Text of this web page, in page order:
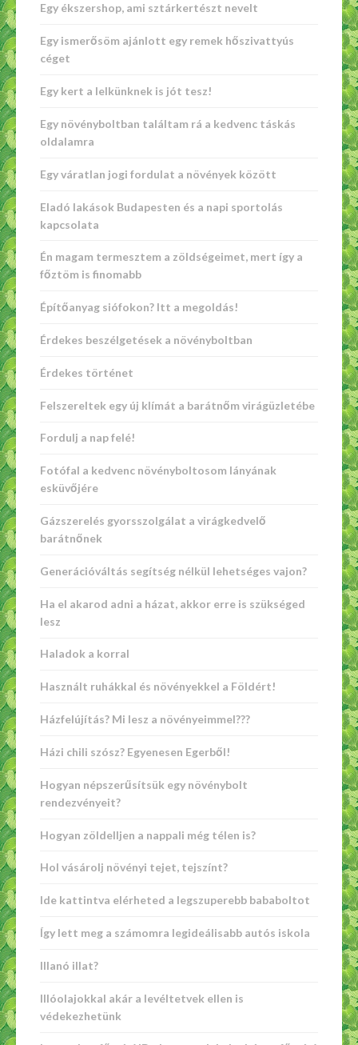
Egy ékszershop, ami sztárkertészt nevelt
Egy ismerősöm ajánlott egy remek hőszivattyús
céget
Egy kert a lelkünknek is jót tesz!
Egy növényboltban találtam rá a kedvenc táskás
oldalamra
Egy váratlan jogi fordulat a növények között
Eladó lakások Budapesten és a napi sportolás
kapcsolata
Én magam termesztem a zöldségeimet, mert így a
főztöm is finomabb
Építőanyag siófokon? Itt a megoldás!
Érdekes beszélgetések a növényboltban
Érdekes történet
Felszereltek egy új klímát a barátnőm virágüzletébe
Fordulj a nap felé!
Fotófal a kedvenc növényboltosom lányának
esküvőjére
Gázszerelés gyorsszolgálat a virágkedvelő
barátnőnek
Generációváltás segítség nélkül lehetséges vajon?
Ha el akarod adni a házat, akkor erre is szükséged
lesz
Haladok a korral
Használt ruhákkal és növényekkel a Földért!
Házfelújítás? Mi lesz a növényeimmel???
Házi chili szósz? Egyenesen Egerből!
Hogyan népszerűsítsük egy növénybolt
rendezvényeit?
Hogyan zöldelljen a nappali még télen is?
Hol vásárolj növényi tejet, tejszínt?
Ide kattintva elérheted a legszuperebb bababoltot
Így lett meg a számomra legideálisabb autós iskola
Illanó illat?
Illóolajokkal akár a levéltetvek ellen is
védekezhetünk